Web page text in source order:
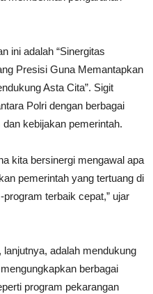
ini adalah “Sinergitas
Presisi Guna Memantapkan
Asta Cita”. Sigit
Polri dengan berbagai
kebijakan pemerintah.
kita bersinergi mengawal apa
pemerintah yang tertuang di
terbaik cepat,” ujar
adalah mendukung
berbagai
program pekarangan